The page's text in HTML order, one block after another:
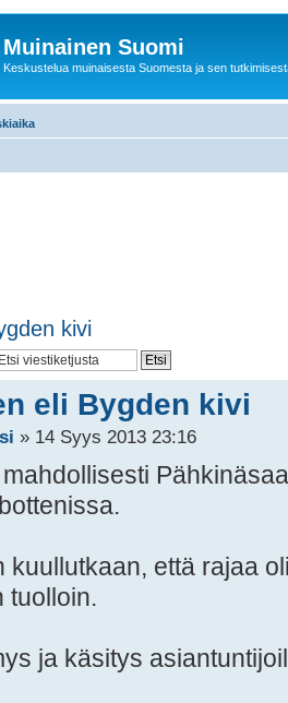
Muinainen Suomi
Keskustelua muinaisesta Suomesta ja sen
kivi
eli Bygden kivi
» 14 Syys 2013 23:16
kuullutkaan, että rajaa
tuolloin.
ja käsitys